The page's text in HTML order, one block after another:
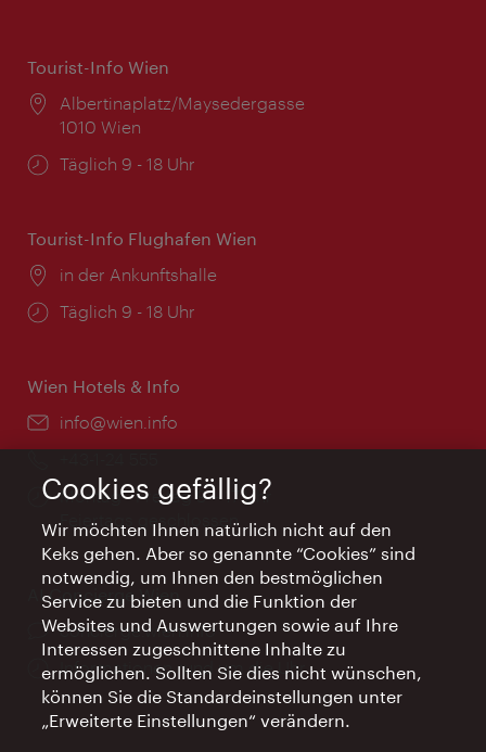
Tourist-Info Wien
Ort:
Albertinaplatz/Maysedergasse
1010 Wien
Öffnungszeiten:
Täglich 9 - 18 Uhr
Tourist-Info Flughafen Wien
Ort:
in der Ankunftshalle
Öffnungszeiten:
Täglich 9 - 18 Uhr
Wien Hotels & Info
Email:
info@wien.info
Öffnungszeiten:
Montag - Freitag 9 – 17 Uhr
Feiertags geschlossen
AI Concierge Wien
Ort:
concierge.wien.info
Öffnungszeiten:
Informationen rund um die Uhr
Cookies gefällig?
Wir möchten Ihnen natürlich nicht auf den
Keks gehen. Aber so genannte “Cookies” sind
notwendig, um Ihnen den bestmöglichen
Service zu bieten und die Funktion der
Websites und Auswertungen sowie auf Ihre
Interessen zugeschnittene Inhalte zu
ermöglichen. Sollten Sie dies nicht wünschen,
können Sie die Standardeinstellungen unter
„Erweiterte Einstellungen“ verändern.